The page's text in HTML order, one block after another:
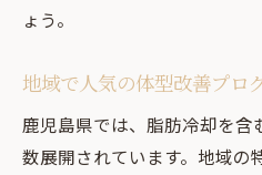
ょう。
地域で人気の体型改善プロ
鹿児島県では、脂肪冷却を
数展開されています。地域の